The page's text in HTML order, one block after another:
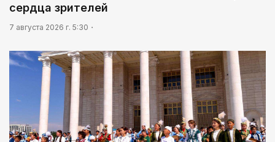
сердца зрителей
7 августа 2026 г. 5:30